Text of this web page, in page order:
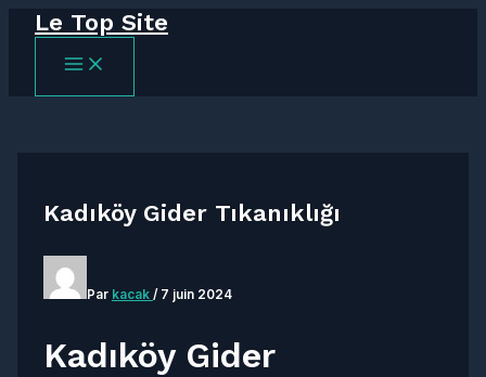
Aller
contenu
Le Top Site
MAIN
Kadıköy Gider Tıkanıklığı
Par kacak / 7 juin 2024
Kadıköy Gider